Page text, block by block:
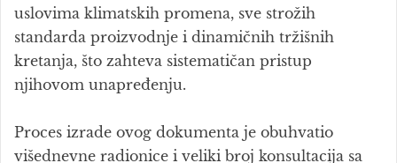
uslovima klimatskih promena, sve strožih
standarda proizvodnje i dinamičnih tržišnih
kretanja, što zahteva sistematičan pristup
njihovom unapređenju.
Proces izrade ovog dokumenta je obuhvatio
višednevne radionice i veliki broj konsultacija sa